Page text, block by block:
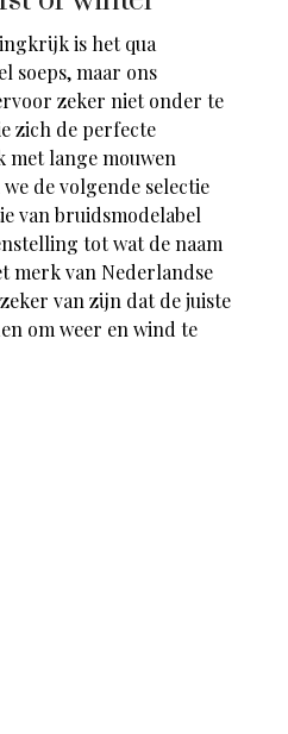
is het qua
soeps, maar ons
zeker niet onder te
zich de perfecte
lange mouwen
de volgende selectie
van bruidsmodelabel
tot wat de naam
merk van Nederlandse
van zijn dat de juiste
om weer en wind te